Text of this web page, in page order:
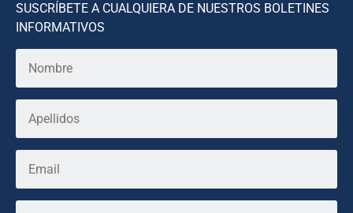
SUSCRÍBETE A CUALQUIERA DE NUESTROS BOLETINES
INFORMATIVOS